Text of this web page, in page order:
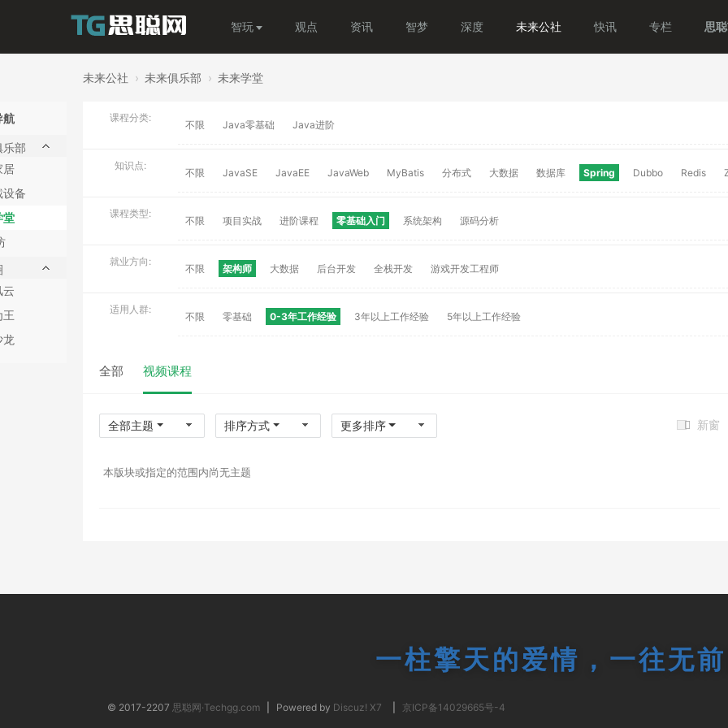
智玩 观点 资讯 智梦 深度 未来公社 快讯 专栏 思
未来公社 › 未来俱乐部 › 未来学堂
航
乐部
居
设备
堂
云
王
龙
课程分类:
不限 Java零基础 Java进阶
知识点:
不限 JavaSE JavaEE JavaWeb MyBatis 分布式 大数据 数据库 Spring Dubbo Redis
课程类型:
不限 项目实战 进阶课程 零基础入门 系统架构 源码分析
就业方向:
不限 架构师 大数据 后台开发 全栈开发 游戏开发工程师
适用人群:
不限 零基础 0-3年工作经验 3年以上工作经验 5年以上工作经验
全部 视频课程
新窗
全部主题 排序方式 更多排序
本版块或指定的范围内尚无主题
一柱擎天的爱情，一往无
© 2017-2207 思聪网·Techgg.com Powered by Discuz! X7 京ICP备14029665号-4